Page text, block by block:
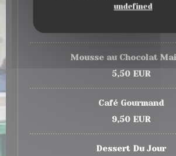
undefined
Tarte du Jour Maison
Mousse au Chocolat
5,50 EUR
Café Gourmand
9,50 EUR
Dessert Du Jour